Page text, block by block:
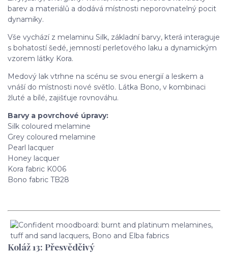
barev a materiálů a dodává místnosti neporovnatelný pocit
dynamiky.
Vše vychází z melaminu Silk, základní barvy, která interaguje
s bohatostí šedé, jemností perleťového laku a dynamickým
vzorem látky Kora.
Medový lak vtrhne na scénu se svou energií a leskem a
vnáší do místnosti nové světlo. Látka Bono, v kombinaci
žluté a bílé, zajišťuje rovnováhu.
Barvy a povrchové úpravy:
Silk coloured melamine
Grey coloured melamine
Pearl lacquer
Honey lacquer
Kora fabric K006
Bono fabric TB28
Koláž 13: Přesvědčivý